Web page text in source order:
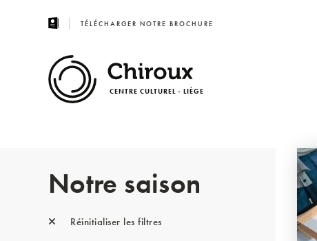
TÉLÉCHARGER NOTRE BROCHURE
CENTRE CULTUREL - LIÈGE
Notre saison
Réinitialiser les filtres